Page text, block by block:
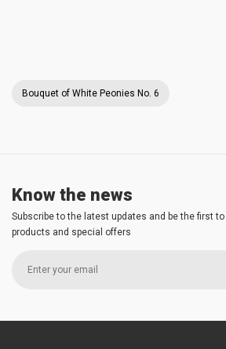
Bouquet of White Peonies No. 6
Know the news
Subscribe to the latest updates and be the first
products and special offers